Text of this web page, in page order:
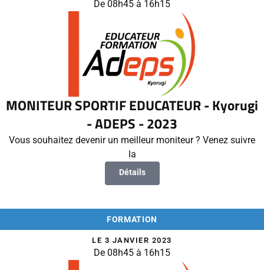
De 08h45 à 16h15
MONITEUR SPORTIF EDUCATEUR - Kyorugi
- ADEPS - 2023
Vous souhaitez devenir un meilleur moniteur ? Venez suivre
la
Détails
FORMATION
LE 3 JANVIER 2023
De 08h45 à 16h15